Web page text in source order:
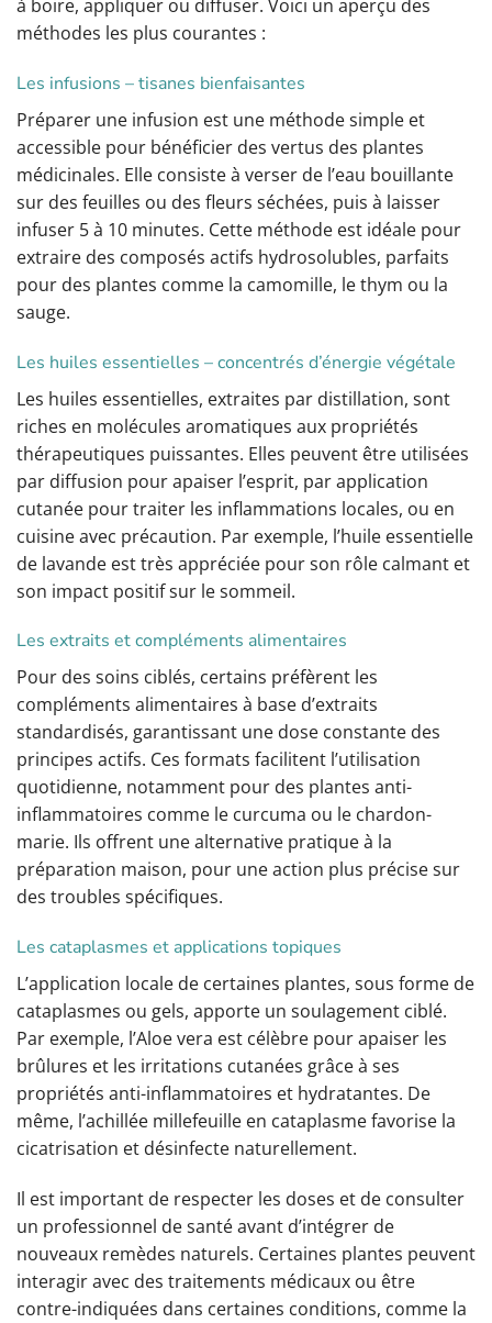
à boire, appliquer ou diffuser. Voici un aperçu des
méthodes les plus courantes :
Les infusions – tisanes bienfaisantes
Préparer une infusion est une méthode simple et
accessible pour bénéficier des vertus des plantes
médicinales. Elle consiste à verser de l’eau bouillante
sur des feuilles ou des fleurs séchées, puis à laisser
infuser 5 à 10 minutes. Cette méthode est idéale pour
extraire des composés actifs hydrosolubles, parfaits
pour des plantes comme la camomille, le thym ou la
sauge.
Les huiles essentielles – concentrés d’énergie végétale
Les huiles essentielles, extraites par distillation, sont
riches en molécules aromatiques aux propriétés
thérapeutiques puissantes. Elles peuvent être utilisées
par diffusion pour apaiser l’esprit, par application
cutanée pour traiter les inflammations locales, ou en
cuisine avec précaution. Par exemple, l’huile essentielle
de lavande est très appréciée pour son rôle calmant et
son impact positif sur le sommeil.
Les extraits et compléments alimentaires
Pour des soins ciblés, certains préfèrent les
compléments alimentaires à base d’extraits
standardisés, garantissant une dose constante des
principes actifs. Ces formats facilitent l’utilisation
quotidienne, notamment pour des plantes anti-
inflammatoires comme le curcuma ou le chardon-
marie. Ils offrent une alternative pratique à la
préparation maison, pour une action plus précise sur
des troubles spécifiques.
Les cataplasmes et applications topiques
L’application locale de certaines plantes, sous forme de
cataplasmes ou gels, apporte un soulagement ciblé.
Par exemple, l’Aloe vera est célèbre pour apaiser les
brûlures et les irritations cutanées grâce à ses
propriétés anti-inflammatoires et hydratantes. De
même, l’achillée millefeuille en cataplasme favorise la
cicatrisation et désinfecte naturellement.
Il est important de respecter les doses et de consulter
un professionnel de santé avant d’intégrer de
nouveaux remèdes naturels. Certaines plantes peuvent
interagir avec des traitements médicaux ou être
contre-indiquées dans certaines conditions, comme la